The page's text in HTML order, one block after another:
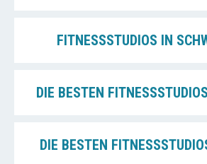
FITNESSSTUDIOS IN
DIE BESTEN
DIE BESTEN